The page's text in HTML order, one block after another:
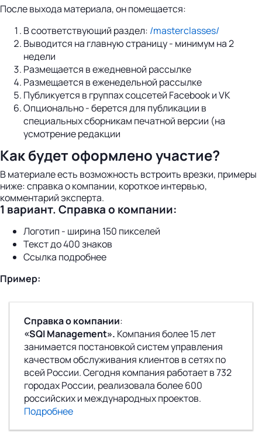
После выхода материала, он помещается:
В соответствующий раздел: /masterclasses/
Выводится на главную страницу - минимум на 2
недели
Размещается в ежедневной рассылке
Размещается в еженедельной рассылке
Публикуется в группах соцсетей Facebook и VK
Опционально - берется для публикации в
специальных сборникам печатной версии (на
усмотрение редакции
Как будет оформлено участие?
В материале есть возможность встроить врезки, примеры
ниже: справка о компании, короткое интервью,
комментарий эксперта.
1 вариант. Справка о компании:
Логотип - ширина 150 пикселей
Текст до 400 знаков
Ссылка подробнее
Пример:
Справка о компании:
«SQI Management». Компания более 15 лет
занимается постановкой систем управления
качеством обслуживания клиентов в сетях по
всей России. Сегодня компания работает в 732
городах России, реализовала более 600
российских и международных проектов.
Подробнее